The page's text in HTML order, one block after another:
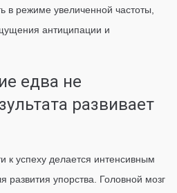
в режиме увеличенной частоты,
антиципации и
едва не
развивает
к успеху делается интенсивным
упорства. Головной мозг